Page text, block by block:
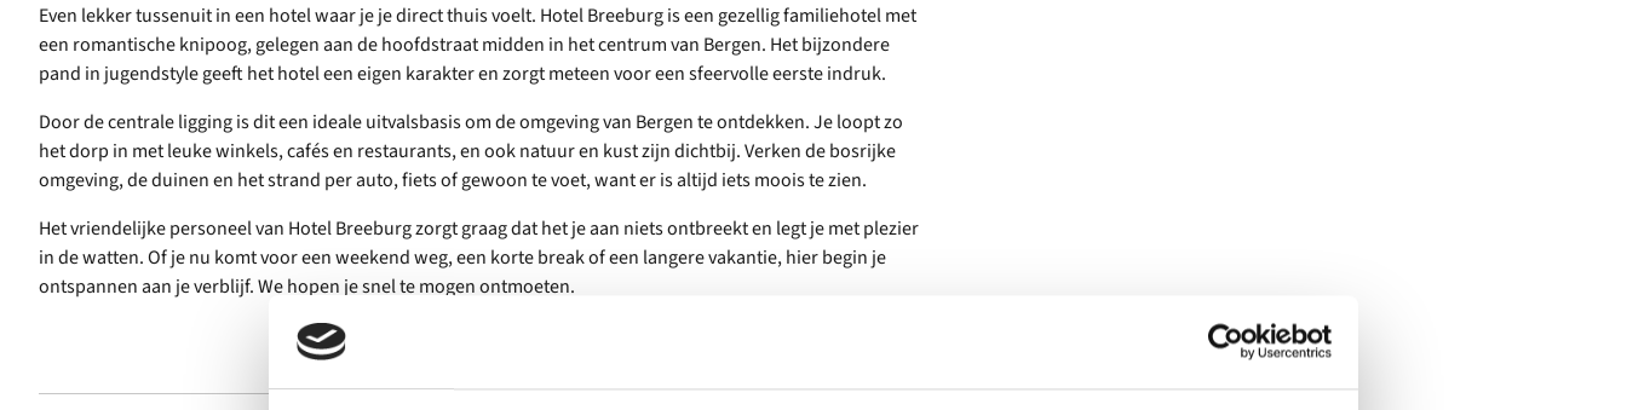
Even lekker tussenuit in een hotel waar je je direct thuis voelt. Hotel Breeburg is een gezellig familiehotel met
een romantische knipoog, gelegen aan de hoofdstraat midden in het centrum van Bergen. Het bijzondere
pand in jugendstyle geeft het hotel een eigen karakter en zorgt meteen voor een sfeervolle eerste indruk.
Door de centrale ligging is dit een ideale uitvalsbasis om de omgeving van Bergen te ontdekken. Je loopt zo
het dorp in met leuke winkels, cafés en restaurants, en ook natuur en kust zijn dichtbij. Verken de bosrijke
omgeving, de duinen en het strand per auto, fiets of gewoon te voet, want er is altijd iets moois te zien.
Het vriendelijke personeel van Hotel Breeburg zorgt graag dat het je aan niets ontbreekt en legt je met plezier
in de watten. Of je nu komt voor een weekend weg, een korte break of een langere vakantie, hier begin je
ontspannen aan je verblijf. We hopen je snel te mogen ontmoeten.